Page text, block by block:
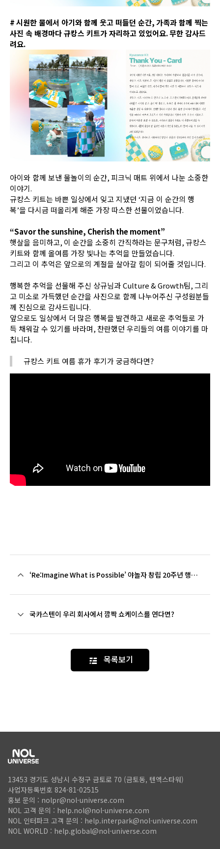
#시원한 물에서 아기와 함께 웃고 떠들던 순간,가족과 함께 찍는
사진 속 배경마다 규캉스 키트가 자리하고 있었어요.무한 감사드
려요.
아이와 함께 보낸 물놀이의 순간, 피크닉 매트 위에서 나눈 소중한
이야기.
규캉스 키트는 바쁜 일상에서 잊고 지냈던 ‘지금 이 순간의 행
복’을 다시금 떠올리게 해준 가장 따스한 선물이었습니다.
“Savor the sunshine, Cherish the moment”
햇살을 음미하고, 이 순간을 소중히 간직하라는 문구처럼,규캉스
키트와 함께 올여름 가장 빛나는 추억을 만들었습니다.
그리고 이 추억은 앞으로의 계절을 살아갈 힘이 되어줄 것입니다.
행복한 추억을 선물해 주신 상규님과Culture & Growth팀,그리
고 미소로 가득했던 순간을 사진으로 함께 나누어주신 구성원분들
께 진심으로 감사드립니다.
앞으로도 일상에서 더 많은 행복을 발견하고 새로운 추억들로 가
득 채워갈 수 있기를 바라며, 찬란했던 우리들의 여름 이야기를 마
칩니다.
규캉스 키트 여름 휴가 후기가 궁금하다면?
‘Re:Imagine What is Possible’ 야놀자 창립 20주년 행사
국카스텐이 우리 회사에서 깜짝 쇼케이스를 연다면?
목록보기
Nol
Footer
13453 경기도 성남시 수정구 금토로 70 (금토동, 텐엑스타워)
사업자등록번호 824-81-02515
홍보 문의 : nolpr@nol-universe.com
NOL 고객 문의 : help.nol@nol-universe.com
NOL 인터파크 고객 문의 : help.interpark@nol-universe.com
NOL WORLD : help.global@nol-universe.com